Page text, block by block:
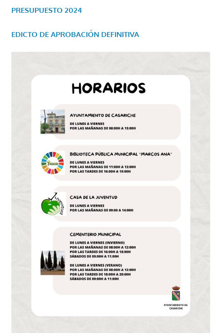
PRESUPUESTO 2024
EDICTO DE APROBACIÓN DEFINITIVA